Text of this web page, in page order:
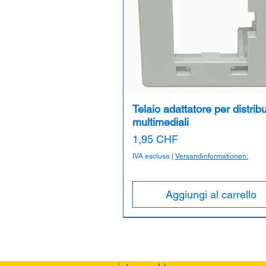
Telaio adattatore per
multimediali
Prezzo
1,95 CHF
IVA esclusa | Versandinformationen:
Aggiungi al carrello